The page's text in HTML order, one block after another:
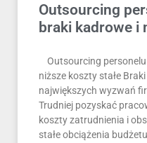
Outsourcing
braki kadrowe i
Outsourcing
niższe koszty stałe
największych wyzwań
Trudniej pozyskać
koszty zatrudnienia i
stałe obciążenia